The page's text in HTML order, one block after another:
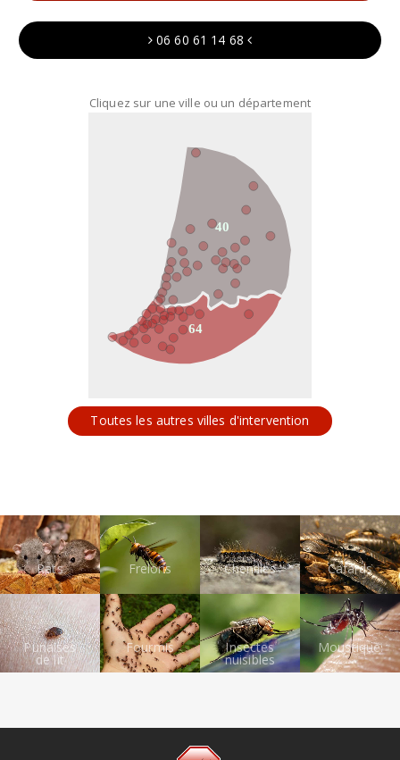
06 60 61 14 68
Cliquez sur une ville ou un département
64
40
Toutes les autres villes d'intervention
Rats Frelons Chenilles Cafards
Punaises
de lit
Fourmis Insectes
nuisibles
Moustiques